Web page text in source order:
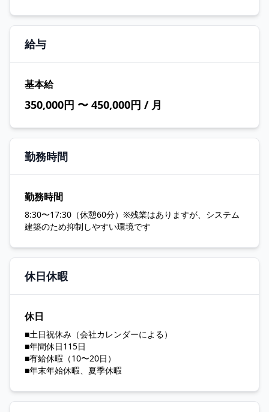
給与
基本給
350,000円 〜 450,000円 / 月
勤務時間
勤務時間
8:30〜17:30（休憩60分）※残業はありますが、システム
建築のため抑制しやすい環境です
休日休暇
休日
■土日祝休み（会社カレンダーによる）
■年間休日115日
■有給休暇（10〜20日）
■年末年始休暇、夏季休暇